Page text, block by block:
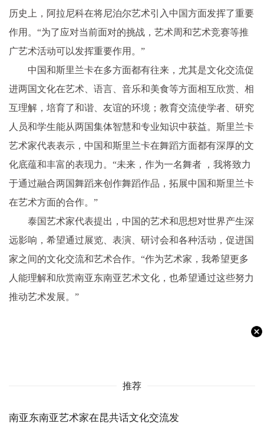
历史上，阿拉尼科在将尼泊尔艺术引入中国方面发挥了重要
作用。“为了应对当前面对的挑战，艺术周和艺术竞赛等推
广艺术活动可以发挥重要作用。”
中国和斯里兰卡在多方面都有往来，尤其是文化交流促
进两国文化在艺术、语言、音乐和美食等方面相互欣赏、相
互理解，培育了和谐、友谊的环境；教育交流使学者、研究
人员和学生能从两国集体智慧和专业知识中获益。斯里兰卡
艺术家代表表示，中国和斯里兰卡在舞蹈方面都有深厚的文
化底蕴和丰富的表现力。“未来，作为一名舞者 ，我将致力
于通过融合两国舞蹈来创作舞蹈作品，拓展中国和斯里兰卡
在艺术方面的合作。”
泰国艺术家代表提出，中国的艺术和思想对世界产生深
远影响，希望通过展览、表演、研讨会和各种活动，促进国
家之间的文化交流和艺术合作。“作为艺术家，我希望更多
人能理解和欣赏南亚东南亚艺术文化，也希望通过这些努力
推动艺术发展。”
推荐
南亚东南亚艺术家在昆共话文化交流发